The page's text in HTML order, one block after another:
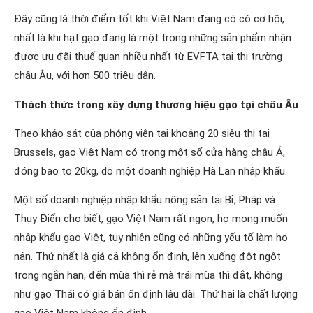
Đây cũng là thời điểm tốt khi Việt Nam đang có có cơ hội,
nhất là khi hạt gạo đang là một trong những sản phẩm nhận
được ưu đãi thuế quan nhiều nhất từ EVFTA tại thị trường
châu Âu, với hơn 500 triệu dân.
Thách thức trong xây dựng thương hiệu gạo tại châu Âu
Theo khảo sát của phóng viên tại khoảng 20 siêu thị tại
Brussels, gạo Việt Nam có trong một số cửa hàng châu Á,
đóng bao to 20kg, do một doanh nghiệp Hà Lan nhập khẩu.
Một số doanh nghiệp nhập khẩu nông sản tại Bỉ, Pháp và
Thụy Điển cho biết, gạo Việt Nam rất ngon, họ mong muốn
nhập khẩu gạo Việt, tuy nhiên cũng có những yếu tố làm họ
nản. Thứ nhất là giá cả không ổn định, lên xuống đột ngột
trong ngắn hạn, đến mùa thì rẻ mà trái mùa thì đắt, không
như gạo Thái có giá bán ổn định lâu dài. Thứ hai là chất lượng